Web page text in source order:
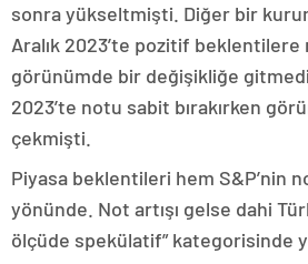
sonra yükseltmişti. Diğer bir
Aralık 2023’te pozitif
görünümde bir değişikliğe
2023’te notu sabit bırakırken
çekmişti.
Piyasa beklentileri hem S&P’nin
yönünde. Not artışı gelse dahi
ölçüde spekülatif” kategorisinde